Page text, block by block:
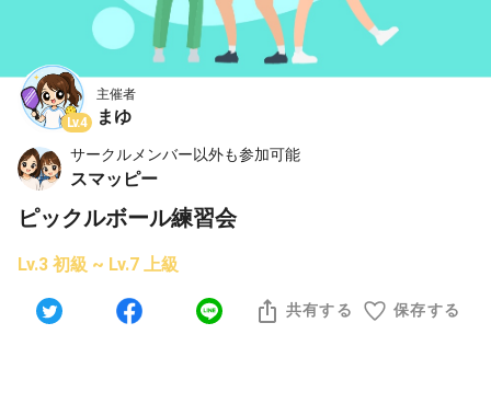
Lv.4
主催者
まゆ
サークルメンバー以外も参加可能
スマッピー
ピックルボール練習会
Lv.3 初級 ~ Lv.7 上級
共有する 保存する